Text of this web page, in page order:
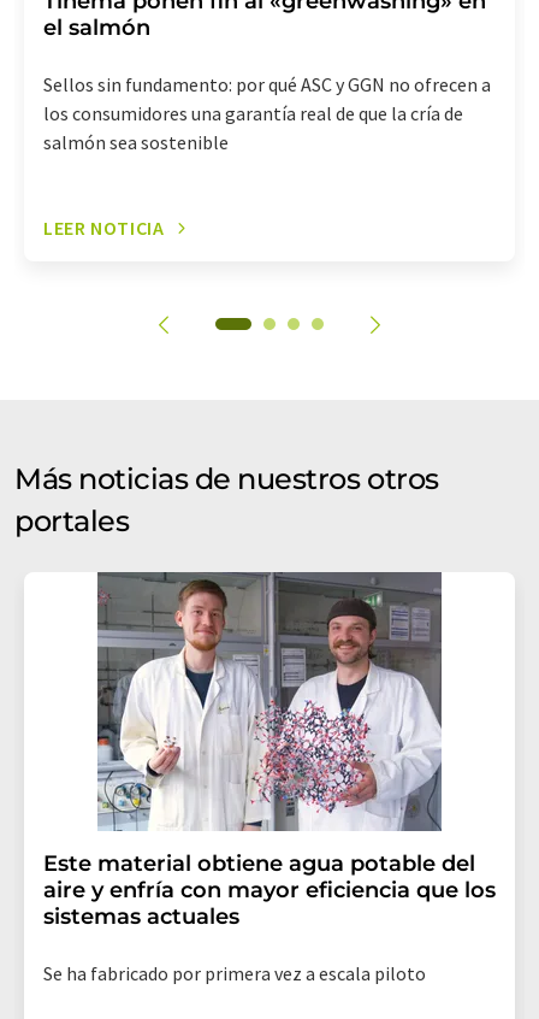
el salmón
Sellos sin fundamento: por qué ASC y GGN no ofrecen a
los consumidores una garantía real de que la cría de
salmón sea sostenible
LEER NOTICIA
Más noticias de nuestros otros
portales
Este material obtiene agua potable del
aire y enfría con mayor eficiencia que los
sistemas actuales
Se ha fabricado por primera vez a escala piloto